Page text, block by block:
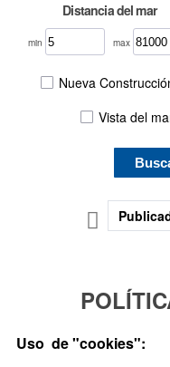
Distancia del mar
min max
Nueva
Vista del
Uso de "cookies":